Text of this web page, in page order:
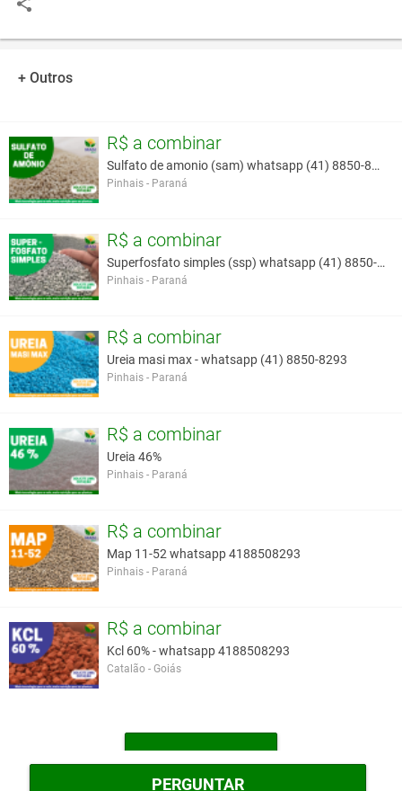
PERGUNTAR
+ Outros
R$ a combinar
Sulfato de amonio (sam) whatsapp (41) 8850-8293
Pinhais - Paraná
R$ a combinar
Superfosfato simples (ssp) whatsapp (41) 8850-8293
Pinhais - Paraná
R$ a combinar
Ureia masi max - whatsapp (41) 8850-8293
Pinhais - Paraná
R$ a combinar
Ureia 46%
Pinhais - Paraná
R$ a combinar
Map 11-52 whatsapp 4188508293
Pinhais - Paraná
R$ a combinar
Kcl 60% - whatsapp 4188508293
Catalão - Goiás